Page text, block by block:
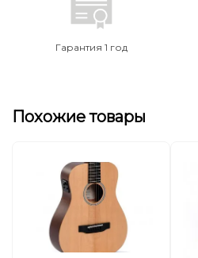
Гарантия 1 год
Похожие товары